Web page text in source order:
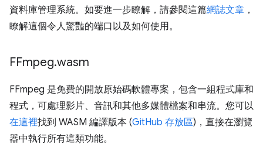
資料庫管理系統。如要進一步瞭解，請參閱這篇網誌文章 ，
瞭解這個令人驚豔的端口以及如何使用。
FFmpeg.wasm
FFmpeg 是免費的開放原始碼軟體專案，包含一組程式庫和
程式，可處理影片、音訊和其他多媒體檔案和串流。您可以
在這裡找到 WASM 編譯版本 (GitHub 存放區)，直接在瀏覽
器中執行所有這類功能。